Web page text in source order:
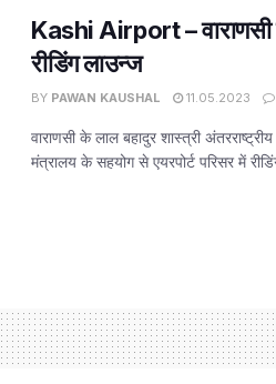
Kashi Airport – वाराणसी
रीडिंग लाउन्ज
BY PAWAN KAUSHAL 11.05.2023
वाराणसी के लाल बहादुर शास्त्री
मंत्रालय के सहयोग से एयरपोर्ट परिसर में